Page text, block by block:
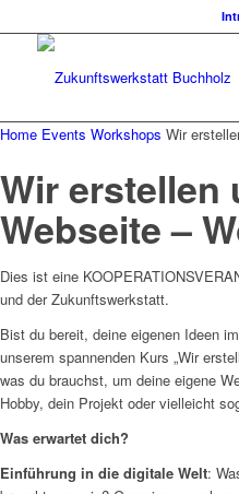
Home Events Workshops Wir
Wir erstellen
Webseite –
Dies ist eine
und der Zukunftswerkstatt.
Bist du bereit, deine eigenen Ideen
unserem spannenden Kurs „Wir
was du brauchst, um deine eigene
Hobby, dein Projekt oder vielleicht
Was erwartet dich?
Einführung in die digitale Welt: